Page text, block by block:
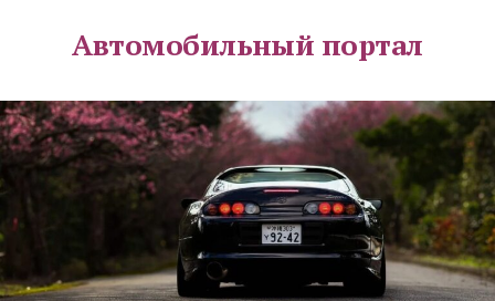
Автомобильный портал